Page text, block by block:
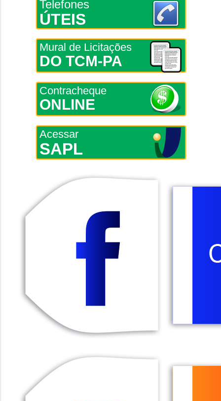
Telefones
ÚTEIS
Mural de Licitações
DO TCM-PA
Contracheque
ONLINE
Acessar
SAPL